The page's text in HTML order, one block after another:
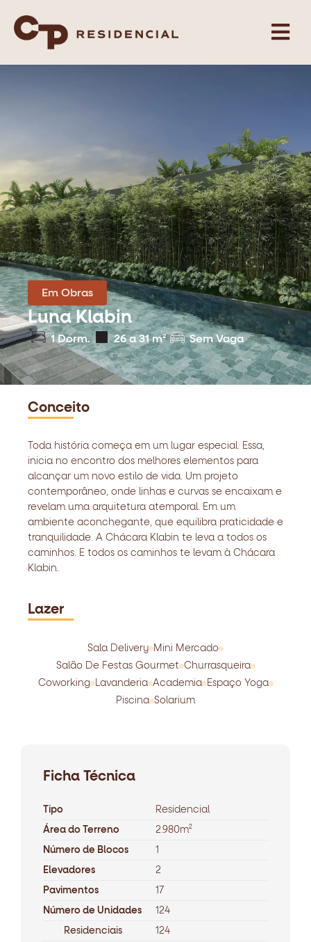
Em Obras
Luna Klabin
1 Dorm. 26 a 31 m² Sem Vaga
Conceito
Toda história começa em um lugar especial. Essa,
inicia no encontro dos melhores elementos para
alcançar um novo estilo de vida. Um projeto
contemporâneo, onde linhas e curvas se encaixam e
revelam uma arquitetura atemporal. Em um
ambiente aconchegante, que equilibra praticidade e
tranquilidade. A Chácara Klabin te leva a todos os
caminhos. E todos os caminhos te levam à Chácara
Klabin.
Lazer
Sala Delivery
Mini Mercado
Salão De Festas Gourmet Churrasqueira
Coworking Lavanderia Academia Espaço Yoga
Piscina Solarium
Ficha Técnica
Tipo Residencial
Área do Terreno 2.980m²
Número de Blocos 1
Elevadores 2
Pavimentos 17
Número de Unidades 124
Residenciais 124